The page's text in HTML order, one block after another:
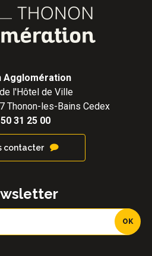
Agglomération
l'Hôtel de Ville
Thonon-les-Bains Cedex
31 25 00
contacter